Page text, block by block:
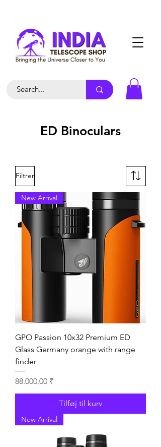
ED Binoculars
Filtrer
New Arrival
GPO Passion 10x32 Premium ED
Glass Germany orange with range
finder
Pris
88.000,00 ₹
Tilføj til kurv
New Arrival